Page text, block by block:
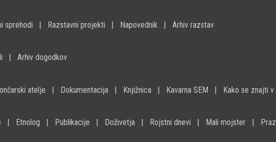
sprehodi Razstavni projekti Napovednik Arhiv razstav
Arhiv dogodkov
atelje Dokumentacija Knjižnica Kavarna SEM Kako se znajti v
Etnolog Publikacije Doživetja Rojstni dnevi Mali mojster